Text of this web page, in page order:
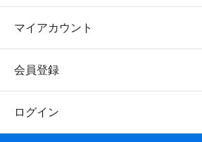
マイアカウント
会員登録
ログイン